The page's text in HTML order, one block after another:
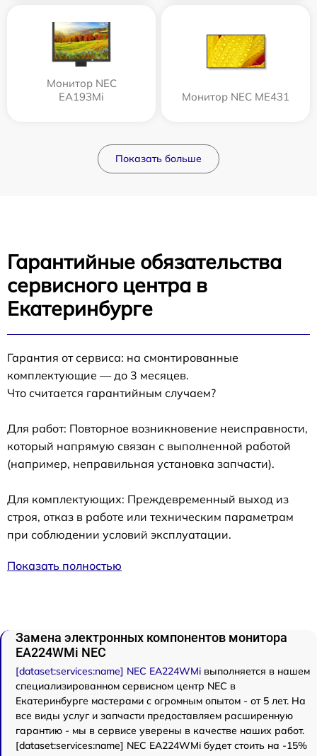
Монитор NEC
EA193Mi
Монитор NEC ME431
Показать больше
Гарантийные обязательства
сервисного центра в
Екатеринбурге
Гарантия от сервиса: на смонтированные
комплектующие — до 3 месяцев.
Что считается гарантийным случаем?
Для работ: Повторное возникновение неисправности,
который напрямую связан с выполненной работой
(например, неправильная установка запчасти).
Для комплектующих: Преждевременный выход из
строя, отказ в работе или техническим параметрам
при соблюдении условий эксплуатации.
Показать полностью
Замена электронных компонентов монитора
EA224WMi NEC
[dataset:services:name] NEC EA224WMi выполняется в нашем
специализированном сервисном центр NEC в
Екатеринбурге мастерами с огромным опытом - от 5 лет. На
все виды услуг и запчасти предоставляем расширенную
гарантию - мы в сервисе уверены в качестве наших работ.
[dataset:services:name] NEC EA224WMi будет стоить на -15%